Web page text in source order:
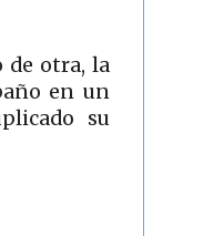
de otra, la
en un
su